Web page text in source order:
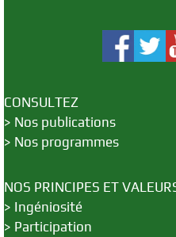
CONSULTEZ
> Nos publications
> Nos programmes
NOS PRINCIPES ET
> Ingéniosité
> Participation